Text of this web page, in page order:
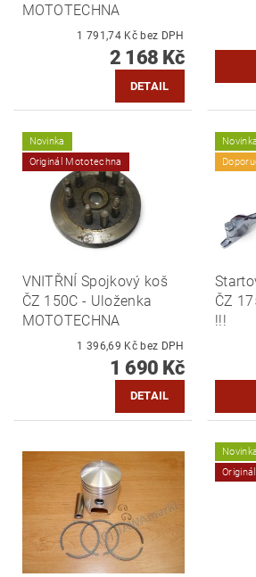
MOTOTECHNA
1 791,74 Kč bez DPH
2 168 Kč
DETAIL
Novinka
Originál Mototechna
VNITŘNÍ Spojkový koš
ČZ 150C - Uloženka
MOTOTECHNA
1 396,69 Kč bez DPH
1 690 Kč
DETAIL
Novinka
ČZ
!!!
Novinka